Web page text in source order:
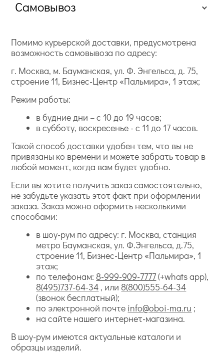
Самовывоз
Помимо курьерской доставки, предусмотрена
возможность самовывоза по адресу:
г. Москва, м. Бауманская, ул. Ф. Энгельса, д. 75,
строение 11, Бизнес-Центр «Пальмира», 1 этаж;
Режим работы:
в будние дни – с 10 до 19 часов;
в субботу, воскресенье - с 11 до 17 часов.
Такой способ доставки удобен тем, что вы не
привязаны ко времени и можете забрать товар в
любой момент, когда вам будет удобно.
Если вы хотите получить заказ самостоятельно,
не забудьте указать этот факт при оформлении
заказа. Заказ можно оформить несколькими
способами:
в шоу-рум по адресу: г. Москва, станция
метро Бауманская, ул. Ф.Энгельса, д.75,
строение 11, Бизнес-Центр «Пальмира», 1
этаж;
по телефонам: 8-999-909-7777(+whats app),
8(495)737-64-34 , или 8(800)555-64-34
(звонок бесплатный);
по электронной почте info@oboi-ma.ru ;
на сайте нашего интернет-магазина.
В шоу-рум имеются актуальные каталоги и
образцы изделий.